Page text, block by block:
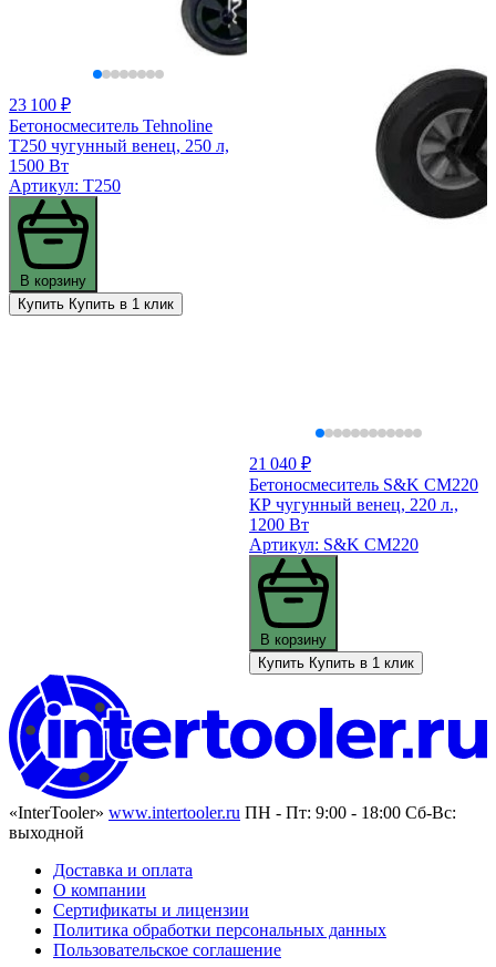
23 100 ₽
Бетоносмеситель Tehnoline
T250 чугунный венец, 250 л,
1500 Вт
Артикул: T250
В корзину
Купить Купить в 1 клик
21 040 ₽
Бетоносмеситель S&K CM220
КР чугунный венец, 220 л.,
1200 Вт
Артикул: S&K CM220
В корзину
Купить Купить в 1 клик
«InterTooler» www.intertooler.ru ПН - Пт: 9:00 - 18:00 Сб-Вс:
выходной
Доставка и оплата
О компании
Сертификаты и лицензии
Политика обработки персональных данных
Пользовательское соглашение